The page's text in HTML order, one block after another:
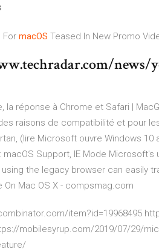
For macOS Teased In New Promo
news/
la réponse à Chrome et Safari |
raisons de compatibilité et pour
(lire Microsoft ouvre Windows
macOS Support, IE Mode
the legacy browser can easily
On Mac OS X - compsmag.com
item?id=19968495
mobilesyrup.com/2019/07/29/